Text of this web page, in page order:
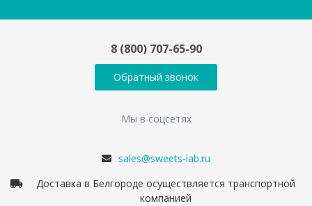
8 (800) 707-65-90
Обратный звонок
Мы в соцсетях
sales@sweets-lab.ru
Доставка в Белгороде осуществляется транспортной
компанией